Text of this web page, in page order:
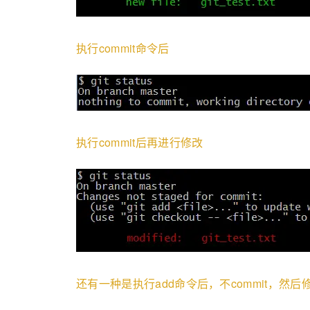
执行commit命令后
执行commit后再进行修改
还有一种是执行add命令后，不commit，然后